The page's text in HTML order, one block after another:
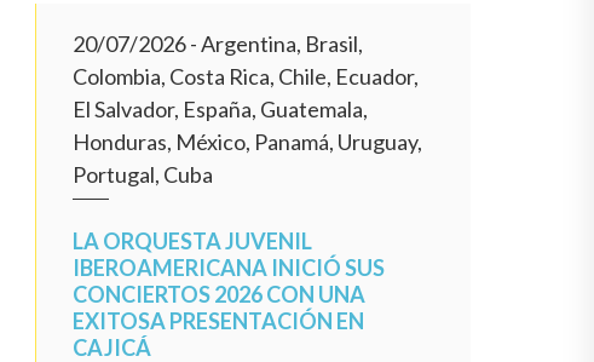
20/07/2026- Argentina, Brasil,
Colombia, Costa Rica, Chile, Ecuador,
El Salvador, España, Guatemala,
Honduras, México, Panamá, Uruguay,
Portugal, Cuba
LA ORQUESTA JUVENIL
IBEROAMERICANA INICIÓ SUS
CONCIERTOS 2026 CON UNA
EXITOSA PRESENTACIÓN EN
CAJICÁ